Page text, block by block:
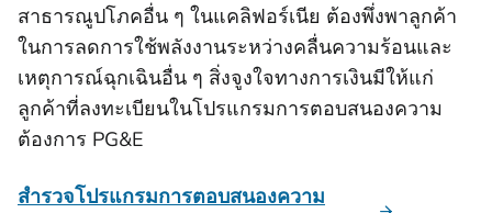
สาธารณูปโภคอื่น ๆ ในแคลิฟอร์เนีย ต้องพึ่งพาลูกค้า
ในการลดการใช้พลังงานระหว่างคลื่นความร้อนและ
เหตุการณ์ฉุกเฉินอื่น ๆ สิ่งจูงใจทางการเงินมีให้แก่
ลูกค้าที่ลงทะเบียนในโปรแกรมการตอบสนองความ
ต้องการ PG&E
สํารวจโปรแกรมการตอบสนองความ